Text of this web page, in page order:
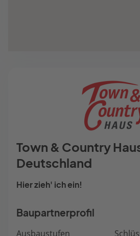
Town & Country
Deutschland
Hier zieh' ich ein!
Baupartnerprofil
Ausbaustufen